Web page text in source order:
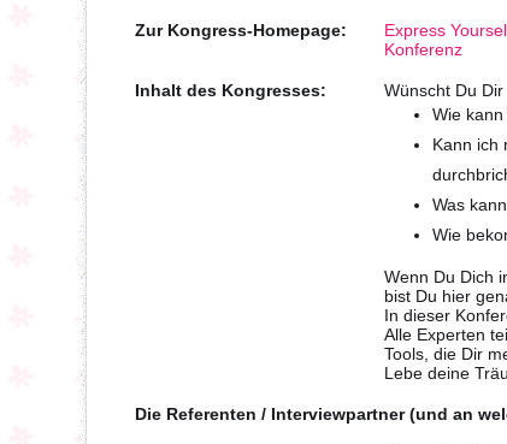
Zur Kongress-Homepage:
Express
Konferenz
Inhalt des Kongresses:
Wünscht Du
Wie
Kann ich
Was
Wie
Wenn Du Dich
bist Du hier
In dieser
Alle Experten
Tools, die Dir
Lebe deine
Die Referenten / Interviewpartner (und an